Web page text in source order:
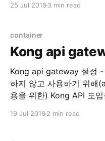
Management and
25 Jul 2018 3 min read
container
Kong api
Kong api gateway 설정 - 1 RESTful api 를 외부로
하지 않고 사용하기 위해
용을 위한) Kong API 도입을 검
19 Jul 2018 2 min read